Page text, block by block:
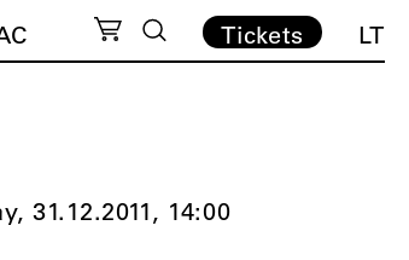
Tickets LT
31.12.2011, 14:00